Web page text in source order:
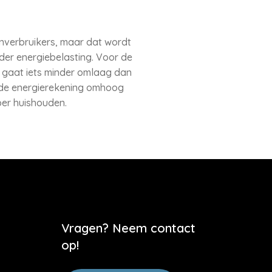
maar dat wordt
energiebelasting. Voor de
iets minder omlaag dan
energierekening omhoog
huishouden.
Vragen? Neem contact
op!